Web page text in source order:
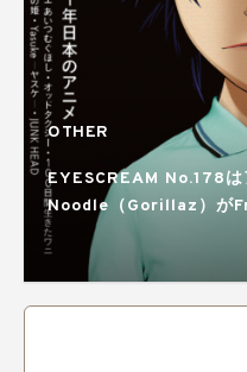
OTHER
EYESCREAM No.178
Noodle（Gorillaz）が
発売